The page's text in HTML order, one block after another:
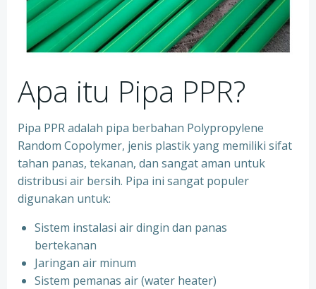
Apa itu Pipa PPR?
Pipa PPR adalah pipa berbahan Polypropylene
Random Copolymer, jenis plastik yang memiliki sifat
tahan panas, tekanan, dan sangat aman untuk
distribusi air bersih. Pipa ini sangat populer
digunakan untuk:
Sistem instalasi air dingin dan panas
bertekanan
⁠Jaringan air minum
⁠Sistem pemanas air (water heater)